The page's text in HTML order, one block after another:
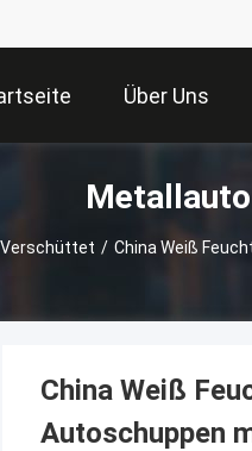
Über Uns
/ China Weiß
China Weiß
Autoschuppen